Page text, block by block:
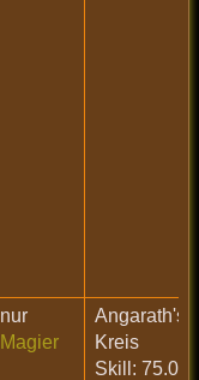
nur
Magier
Angarath's
Kreis
Skill: 75.0